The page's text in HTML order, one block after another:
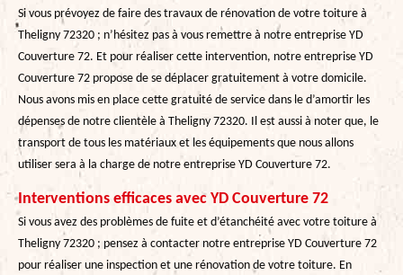
Si vous prévoyez de faire des travaux de rénovation de votre toiture à
Theligny 72320 ; n’hésitez pas à vous remettre à notre entreprise YD
Couverture 72. Et pour réaliser cette intervention, notre entreprise YD
Couverture 72 propose de se déplacer gratuitement à votre domicile.
Nous avons mis en place cette gratuité de service dans le d’amortir les
dépenses de notre clientèle à Theligny 72320. Il est aussi à noter que, le
transport de tous les matériaux et les équipements que nous allons
utiliser sera à la charge de notre entreprise YD Couverture 72.
Interventions efficaces avec YD Couverture 72
Si vous avez des problèmes de fuite et d’étanchéité avec votre toiture à
Theligny 72320 ; pensez à contacter notre entreprise YD Couverture 72
pour réaliser une inspection et une rénovation de votre toiture. En